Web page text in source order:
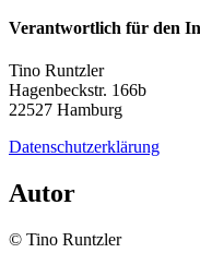
Verantwortlich für den
Tino Runtzler
Hagenbeckstr. 166b
22527 Hamburg
Datenschutzerklärung
Autor
© Tino Runtzler